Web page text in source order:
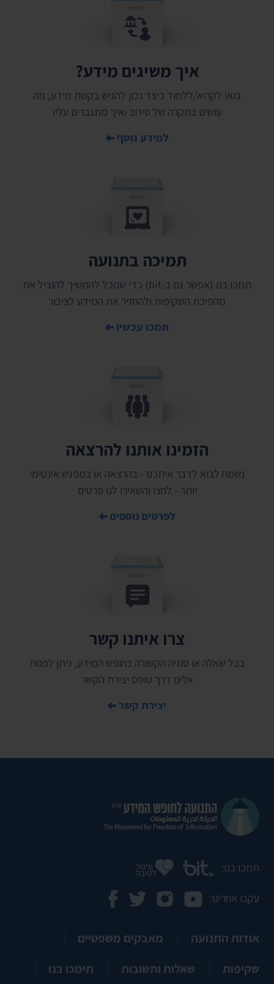
איך משיגים מידע?
בואו לקרוא/ללמוד כיצד נכון להגיש בקשת מידע, מה
עושים במקרה של סירוב ואיך מתגברים עליו
למידע נוסף
תמיכה בתנועה
תמכו בנו (אפשר גם ב-bit) כדי שנוכל להמשיך להוביל את
מהפיכת השקיפות ולהחזיר את המידע לציבור
תמכו עכשיו
הזמינו אותנו להרצאה
נשמח לבוא לדבר איתכם - בהרצאה או במפגש אינטימי
יותר - לחצו והשאירו לנו פרטים
לפרטים נוספים
צרו איתנו קשר
בכל שאלה או סוגיה הקשורה בחופש המידע, ניתן לפנות
אלינו דרך טופס יצירת הקשר
יצירת קשר
תמכו בנו:
עקבו אחרינו:
אודות התנועה
מאבקים משפטיים
שקיפות
שאלות ותשובות תימכו בנו